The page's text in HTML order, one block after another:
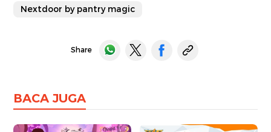
Nextdoor by pantry magic
Share
BACA JUGA